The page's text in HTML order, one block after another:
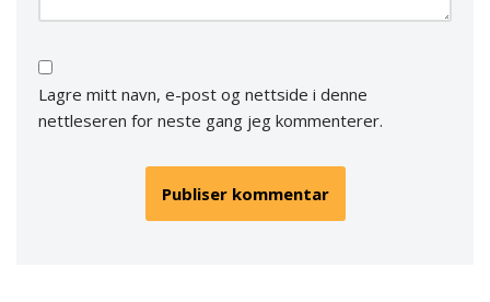
Lagre mitt navn, e-post og nettside i denne
nettleseren for neste gang jeg kommenterer.